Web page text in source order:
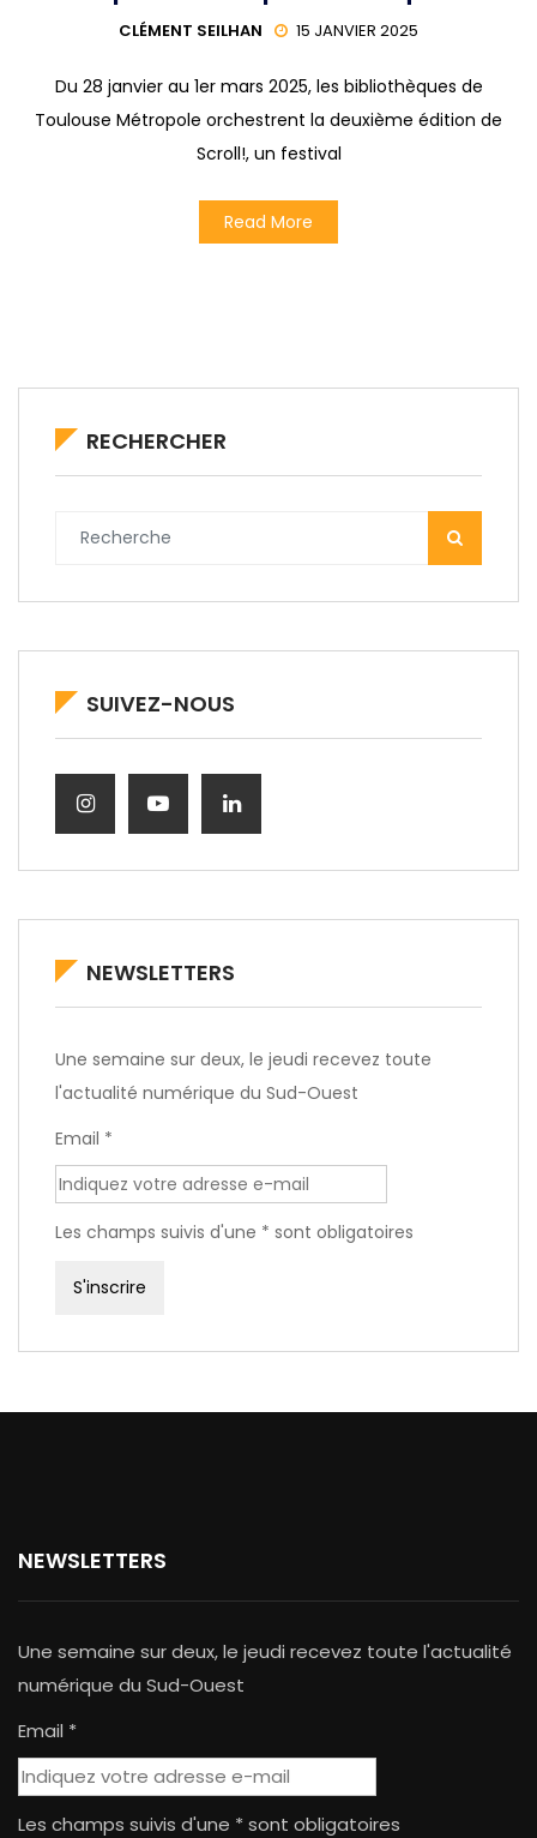
CLÉMENT SEILHAN 15 JANVIER 2025
Du 28 janvier au 1er mars 2025, les bibliothèques de
Toulouse Métropole orchestrent la deuxième édition de
Scroll!, un festival
Read More
RECHERCHER
SUIVEZ-NOUS
NEWSLETTERS
Une semaine sur deux, le jeudi recevez toute
l'actualité numérique du Sud-Ouest
Email *
Les champs suivis d'une * sont obligatoires
NEWSLETTERS
Une semaine sur deux, le jeudi recevez toute l'actualité
numérique du Sud-Ouest
Email *
Les champs suivis d'une * sont obligatoires